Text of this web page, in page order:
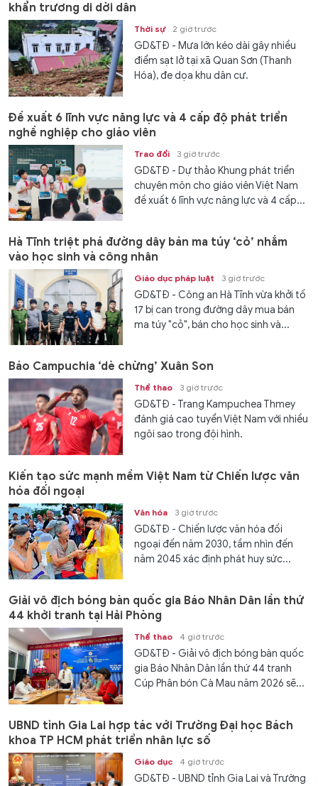
khẩn trương di dời dân
Thời sự 2 giờ trước
GD&TĐ - Mưa lớn kéo dài gây nhiều
điểm sạt lở tại xã Quan Sơn (Thanh
Hóa), đe dọa khu dân cư.
Đề xuất 6 lĩnh vực năng lực và 4 cấp độ phát triển
nghề nghiệp cho giáo viên
Trao đổi 3 giờ trước
GD&TĐ - Dự thảo Khung phát triển
chuyên môn cho giáo viên Việt Nam
đề xuất 6 lĩnh vực năng lực và 4 cấp...
Hà Tĩnh triệt phá đường dây bán ma túy ‘cỏ’ nhắm
vào học sinh và công nhân
Giáo dục pháp luật 3 giờ trước
GD&TĐ - Công an Hà Tĩnh vừa khởi tố
17 bị can trong đường dây mua bán
ma túy "cỏ", bán cho học sinh và...
Báo Campuchia ‘dè chừng’ Xuân Son
Thể thao 3 giờ trước
GD&TĐ - Trang Kampuchea Thmey
đánh giá cao tuyển Việt Nam với nhiều
ngôi sao trong đội hình.
Kiến tạo sức mạnh mềm Việt Nam từ Chiến lược văn
hóa đối ngoại
Văn hóa 3 giờ trước
GD&TĐ - Chiến lược văn hóa đối
ngoại đến năm 2030, tầm nhìn đến
năm 2045 xác định phát huy sức...
Giải vô địch bóng bàn quốc gia Báo Nhân Dân lần thứ
44 khởi tranh tại Hải Phòng
Thể thao 4 giờ trước
GD&TĐ - Giải vô địch bóng bàn quốc
gia Báo Nhân Dân lần thứ 44 tranh
Cúp Phân bón Cà Mau năm 2026 sẽ...
UBND tỉnh Gia Lai hợp tác với Trường Đại học Bách
khoa TP HCM phát triển nhân lực số
Giáo dục 4 giờ trước
GD&TĐ - UBND tỉnh Gia Lai và Trường